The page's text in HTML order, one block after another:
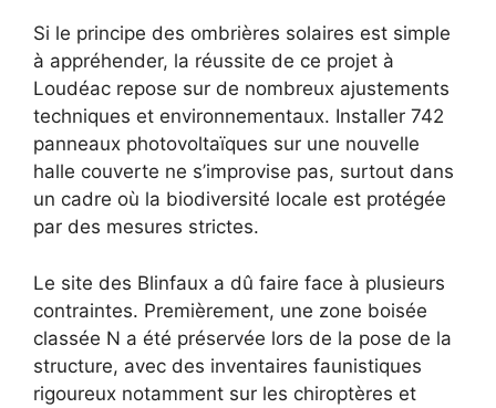
Si le principe des ombrières solaires est simple
à appréhender, la réussite de ce projet à
Loudéac repose sur de nombreux ajustements
techniques et environnementaux. Installer 742
panneaux photovoltaïques sur une nouvelle
halle couverte ne s’improvise pas, surtout dans
un cadre où la biodiversité locale est protégée
par des mesures strictes.
Le site des Blinfaux a dû faire face à plusieurs
contraintes. Premièrement, une zone boisée
classée N a été préservée lors de la pose de la
structure, avec des inventaires faunistiques
rigoureux notamment sur les chiroptères et